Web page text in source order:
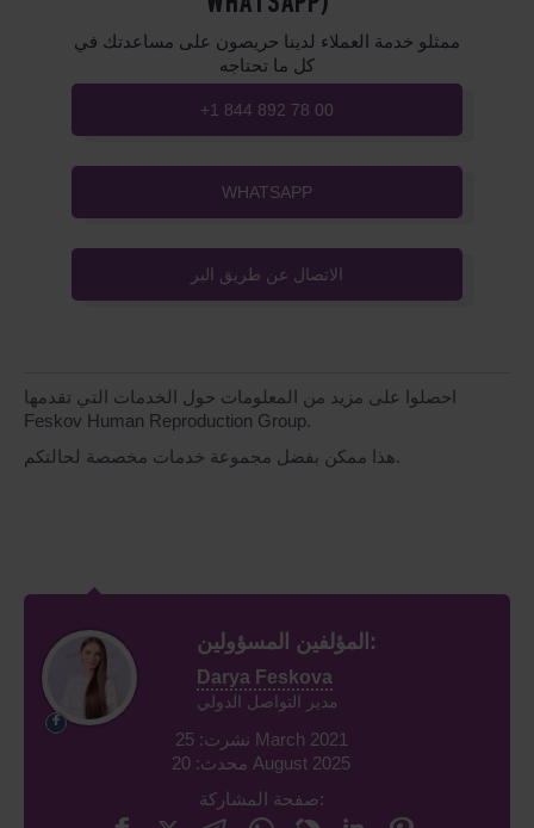
ممثلو خدمة العملاء لدينا حريصون على مساعدتك في
كل ما تحتاجه
+1 844 892 78 00
WHATSAPP
الاتصال عن طريق البر
احصلوا على مزيد من المعلومات حول الخدمات التي تقدمها
Feskov Human Reproduction Group.
هذا ممكن بفضل مجموعة خدمات مخصصة لحالتكم.
المؤلفين المسؤولين:
Darya Feskova
مدير التواصل الدولي
نشرت: 25 March 2021
محدث: 20 August 2025
صفحة المشاركة: